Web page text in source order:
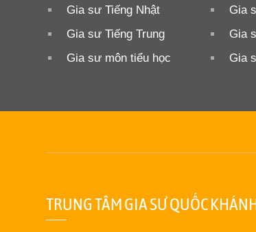
Gia sư Tiếng Nhật
Gia
Gia sư Tiếng Trung
Gia
Gia sư môn tiểu học
Gia
TRUNG TÂM GIA SƯ QUỐC